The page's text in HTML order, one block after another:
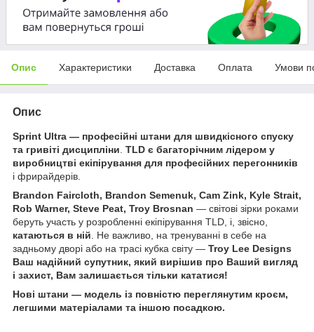
Опис Характеристики Доставка Оплата Умови
Опис
Sprint Ultra — професійні штани для швидкісного спуску
та гривіті дисципліни. TLD є багаторічним лідером у
виробництві екіпірування для професійних перегонників
і фрирайдерів.
Brandon Faircloth, Brandon Semenuk, Cam Zink, Kyle Strait,
Rob Warner, Steve Peat, Troy Brosnan — світові зірки роками
беруть участь у розробленні екіпірування TLD, і, звісно,
катаються в ній. Не важливо, на тренуванні в себе на
задньому дворі або на трасі кубка світу — Troy Lee Designs
Ваш надійний супутник, який вирішив про Ваший вигляд
і захист, Вам залишається тільки кататися!
Нові штани — модель із повністю переглянутим кроєм,
легшими матеріалами та іншою посадкою.